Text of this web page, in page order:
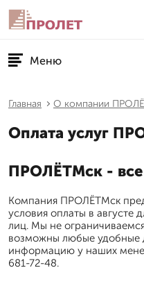
Меню
Главная О компании
Оплата услуг
ПРОЛЁТМск -
Компания ПРОЛЁТМск
условия оплаты в августе
лиц. Мы не
возможны любые удобные
информацию у наших
681-72-48.